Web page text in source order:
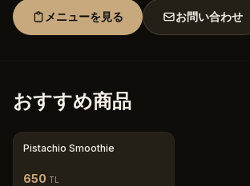
メニューを見る お問い合わせ
おすすめ商品
Pistachio Smoothie
650 TL